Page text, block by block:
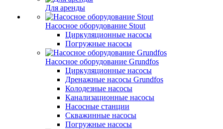
Для аренды
Насосное оборудование Stout
Циркуляционные насосы
Погружные насосы
Насосное оборудование Grundfos
Циркуляционные насосы
Дренажные насосы Grundfos
Колодезные насосы
Канализационные насосы
Насосные станции
Скважинные насосы
Погружные насосы